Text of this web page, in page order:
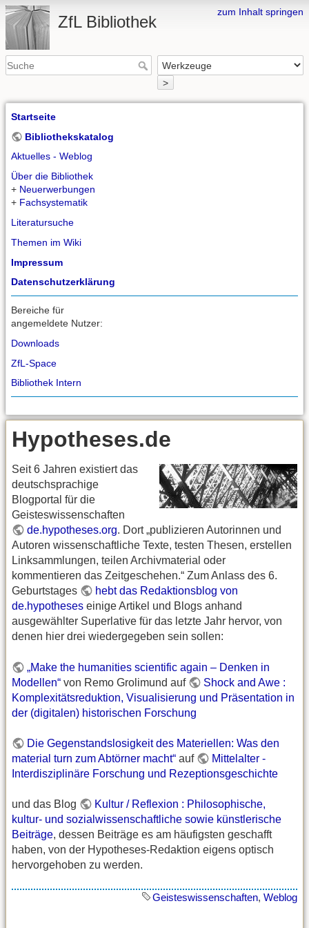
zum Inhalt springen
ZfL Bibliothek
>
Startseite
Bibliothekskatalog
Aktuelles - Weblog
Über die Bibliothek
+ Neuerwerbungen
+ Fachsystematik
Literatursuche
Themen im Wiki
Impressum
Datenschutzerklärung
Bereiche für
angemeldete Nutzer:
Downloads
ZfL-Space
Bibliothek Intern
Hypotheses.de
Seit 6 Jahren existiert das
deutschsprachige
Blogportal für die
Geisteswissenschaften
de.hypotheses.org. Dort „publizieren Autorinnen und
Autoren wissenschaftliche Texte, testen Thesen, erstellen
Linksammlungen, teilen Archivmaterial oder
kommentieren das Zeitgeschehen.“ Zum Anlass des 6.
Geburtstages
hebt das Redaktionsblog von
de.hypotheses einige Artikel und Blogs anhand
ausgewählter Superlative für das letzte Jahr hervor, von
denen hier drei wiedergegeben sein sollen:
„Make the humanities scientific again – Denken in
Modellen“ von Remo Grolimund auf
Shock and Awe :
Komplexitätsreduktion, Visualisierung und Präsentation in
der (digitalen) historischen Forschung
Die Gegenstandslosigkeit des Materiellen: Was den
material turn zum Abtörner macht“ auf
Mittelalter -
Interdisziplinäre Forschung und Rezeptionsgeschichte
und das Blog
Kultur / Reflexion : Philosophische,
kultur- und sozialwissenschaftliche sowie künstlerische
Beiträge, dessen Beiträge es am häufigsten geschafft
haben, von der Hypotheses-Redaktion eigens optisch
hervorgehoben zu werden.
Geisteswissenschaften, Weblog